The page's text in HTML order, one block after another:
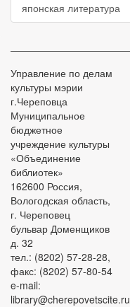
японская литература
Управление по делам
культуры мэрии
г.Череповца
Муниципальное
бюджетное
учреждение культуры
«Объединение
библиотек»
162600 Россия,
Вологодская область,
г. Череповец
бульвар Доменщиков
д. 32
тел.: (8202) 57-28-28,
факс: (8202) 57-80-54
e-mail:
library@cherepovetscite.ru